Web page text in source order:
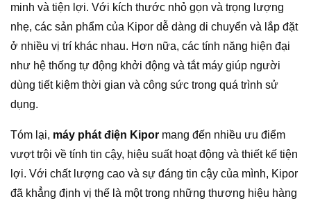
minh và tiện lợi. Với kích thước nhỏ gọn và trọng lượng
nhẹ, các sản phẩm của Kipor dễ dàng di chuyển và lắp đặt
ở nhiều vị trí khác nhau. Hơn nữa, các tính năng hiện đại
như hệ thống tự động khởi động và tắt máy giúp người
dùng tiết kiệm thời gian và công sức trong quá trình sử
dụng.
Tóm lại, máy phát điện Kipor mang đến nhiều ưu điểm
vượt trội về tính tin cậy, hiệu suất hoạt động và thiết kế tiện
lợi. Với chất lượng cao và sự đáng tin cậy của mình, Kipor
đã khẳng định vị thế là một trong những thương hiệu hàng